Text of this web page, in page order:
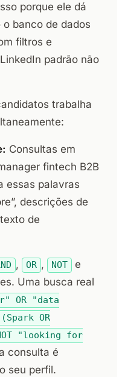
porque ele dá
banco de dados
filtros e
padrão não
trabalha
Consultas em
fintech B2B
essas palavras
descrições de
de
, OR , NOT
e
Uma busca real
OR "data
OR
"looking for
consulta é
seu perfil.